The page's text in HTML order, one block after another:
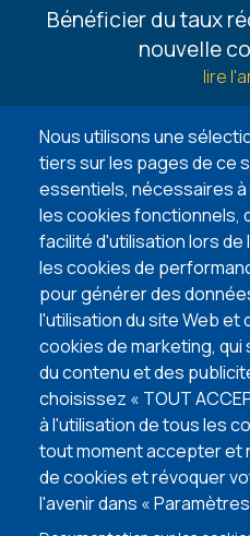
Nous utilisons une
tiers sur les pages de ce
essentiels, nécessaires à
les cookies fonctionnels,
facilité d'utilisation lors de
les cookies de
pour générer des
l'utilisation du site Web
cookies de marketing,
du contenu et des
choisissez « TOUT
à l'utilisation de tous les
tout moment accepter et
de cookies et révoquer
l'avenir dans «
Footer
Bénéficier du taux
nouvelle
lire
6 façons de
lire
5 points d’attention
terrain
lire
VISITEZ NOS